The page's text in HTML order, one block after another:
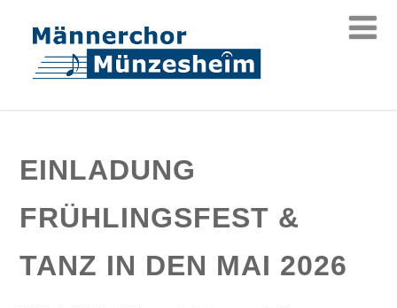
EINLADUNG
FRÜHLINGSFEST &
TANZ IN DEN MAI 2026